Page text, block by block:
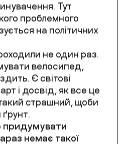
Тут
проблемного
на політичних
не один раз.
велосипед,
Є світові
і досвід, як все це
страшний, щоби
придумувати
немає такої